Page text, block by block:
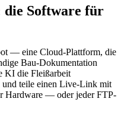
die Software für
— eine Cloud-Plattform, die
Bau-Dokumentation
KI die Fleißarbeit
und teile einen Live-Link mit
Hardware — oder jeder FTP-